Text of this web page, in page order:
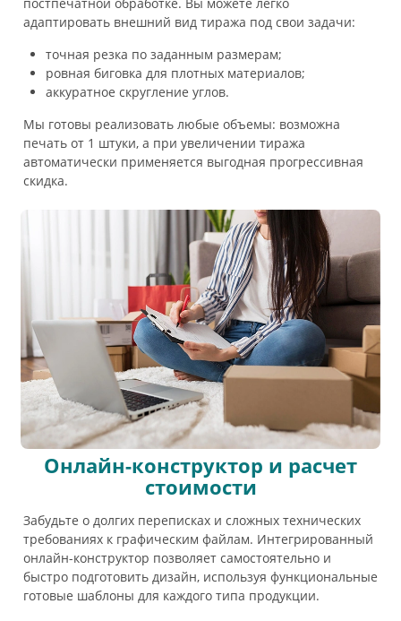
адаптировать внешний вид тиража под свои задачи:
точная резка по заданным размерам;
ровная биговка для плотных материалов;
аккуратное скругление углов.
Мы готовы реализовать любые объемы: возможна
печать от 1 штуки, а при увеличении тиража
автоматически применяется выгодная прогрессивная
скидка.
Онлайн-конструктор и расчет
стоимости
Забудьте о долгих переписках и сложных технических
требованиях к графическим файлам. Интегрированный
онлайн-конструктор позволяет самостоятельно и
быстро подготовить дизайн, используя функциональные
готовые шаблоны для каждого типа продукции.